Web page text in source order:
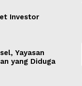
Investor
Yayasan
yang Diduga